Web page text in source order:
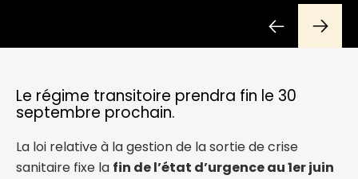
Le régime transitoire prendra fin le 30
septembre prochain.
La loi relative à la gestion de la sortie de crise
sanitaire fixe la fin de l’état d’urgence au 1er juin